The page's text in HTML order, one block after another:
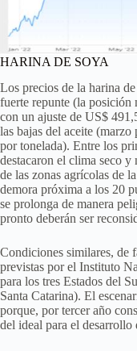
HARINA DE SOYA
Los precios de la harina
fuerte repunte (la
con un ajuste de US$
las bajas del aceite
por tonelada). Entre los
destacaron el clima seco y
de las zonas agrícolas de
demora próxima a los 20
se prolonga de manera
pronto deberán ser
Condiciones similares, de
previstas por el Instituto
para los tres Estados del
Santa Catarina). El
porque, por tercer año
del ideal para el desarrollo